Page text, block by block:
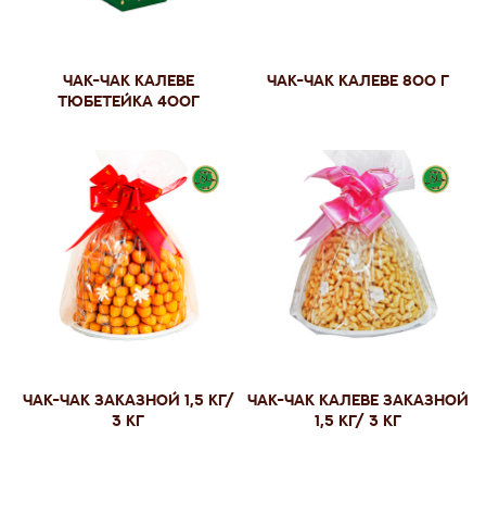
Чак-чак калеве
тюбетейка 400г
Чак-чак калеве 800 г
Чак-чак заказной 1,5 кг/
3 кг
Чак-чак калеве заказной
1,5 кг/ 3 кг